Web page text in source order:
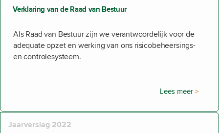
Verklaring van de Raad van Bestuur
Als Raad van Bestuur zijn we verantwoordelijk voor de
adequate opzet en werking van ons risicobeheersings-
en controlesysteem.
Lees meer
Jaarverslag 2022